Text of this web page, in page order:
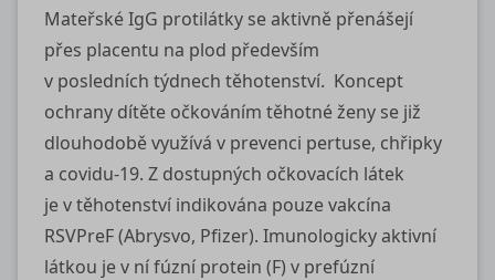
Mateřské IgG protilátky se aktivně přenášejí
přes placentu na plod především
v posledních týdnech těhotenství. Koncept
ochrany dítěte očkováním těhotné ženy se již
dlouhodobě využívá v prevenci pertuse, chřipky
a covidu‑19. Z dostupných očkovacích látek
je v těhotenství indikována pouze vakcína
RSVPreF (Abrysvo, Pfizer). Imunologicky aktivní
látkou je v ní fúzní protein (F) v prefúzní